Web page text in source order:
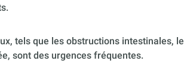
tels que les obstructions intestinales,
sont des urgences fréquentes.